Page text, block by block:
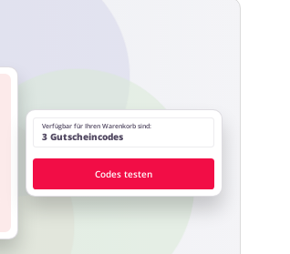
Verfügbar für Ihren Warenkorb sind:
3 Gutscheincodes
Codes testen